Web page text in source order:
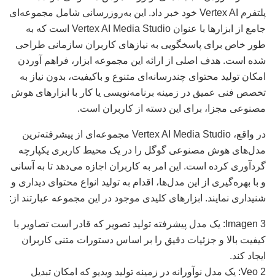
پلتفرم Vertex AI خود خبر داد. این به‌روزرسانی شامل مجموعه‌ای
جامع از ابزارها با عنوان Vertex AI Media Studio است که به
طور خاص برای پاسخگویی به نیازهای کاربران سازمانی طراحی
شده است. هدف اصلی از ارائه این مجموعه ابزار، فراهم آوردن
امکان تولید محتوای چندرسانه‌ای متنوع و باکیفیت، بدون نیاز به
تخصص فنی عمیق در زمینه برنامه‌نویسی یا کار با ابزارهای هوش
مصنوعی مجزا، برای این دسته از کاربران است.
در واقع، Vertex AI Media Studio مجموعه‌ای از پیشرفته‌ترین
مدل‌های هوش مصنوعی گوگل را در یک محیط کاربری یکپارچه
گردآوری کرده است. این امر به کاربران اجازه می‌دهد تا به آسانی
و با بهره‌گیری از این مدل‌ها، اقدام به تولید انواع محتوای دیداری و
شنیداری نمایند. ابزارهای کلیدی موجود در این مجموعه عبارتند از:
Imagen 3: یک مدل پیشرفته تولید تصویر که قادر است تصاویر با
کیفیت بالا و جزئیات دقیق را بر اساس دستورات متنی کاربران
ایجاد کند.
Veo 2: یک مدل نوآورانه در زمینه تولید ویدیو که امکان تبدیل